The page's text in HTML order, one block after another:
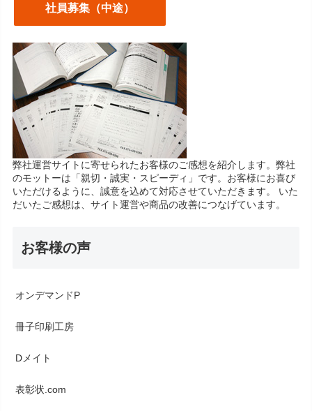
社員募集（中途）
弊社運営サイトに寄せられたお客様のご感想を紹介します。弊社
のモットーは「親切・誠実・スピーディ」です。お客様にお喜び
いただけるように、誠意を込めて対応させていただきます。 いた
だいたご感想は、サイト運営や商品の改善につなげています。
お客様の声
オンデマンドP
冊子印刷工房
Dメイト
表彰状.com